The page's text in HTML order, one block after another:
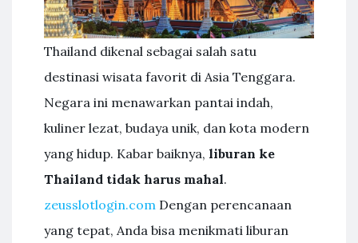
Thailand dikenal sebagai salah satu
destinasi wisata favorit di Asia Tenggara.
Negara ini menawarkan pantai indah,
kuliner lezat, budaya unik, dan kota modern
yang hidup. Kabar baiknya, liburan ke
Thailand tidak harus mahal.
zeusslotlogin.com Dengan perencanaan
yang tepat, Anda bisa menikmati liburan